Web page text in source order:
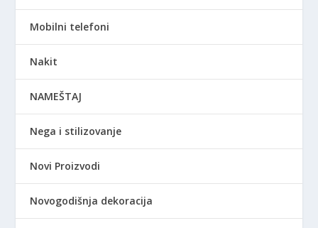
Mobilni telefoni
Nakit
NAMEŠTAJ
Nega i stilizovanje
Novi Proizvodi
Novogodišnja dekoracija